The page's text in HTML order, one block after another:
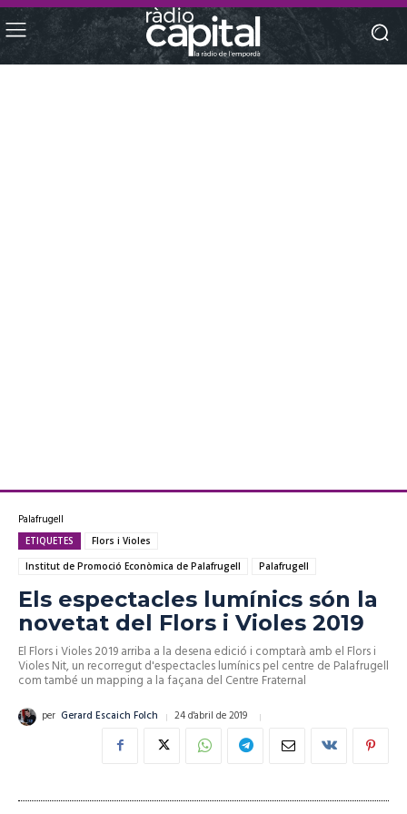
Palafrugell
ETIQUETES
Flors i Violes
Institut de Promoció Econòmica de Palafrugell
Palafrugell
Els espectacles lumínics són la
novetat del Flors i Violes 2019
El Flors i Violes 2019 arriba a la desena edició i comptarà amb el Flors i
Violes Nit, un recorregut d'espectacles lumínics pel centre de Palafrugell
com també un mapping a la façana del Centre Fraternal
per Gerard Escaich Folch 24 d'abril de 2019